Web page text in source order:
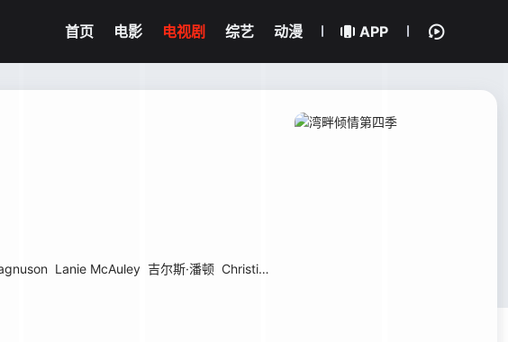
首页 电影 电视剧 综艺 动漫 APP
Lanie McAuley 吉尔斯·潘顿 Christina Sicoli